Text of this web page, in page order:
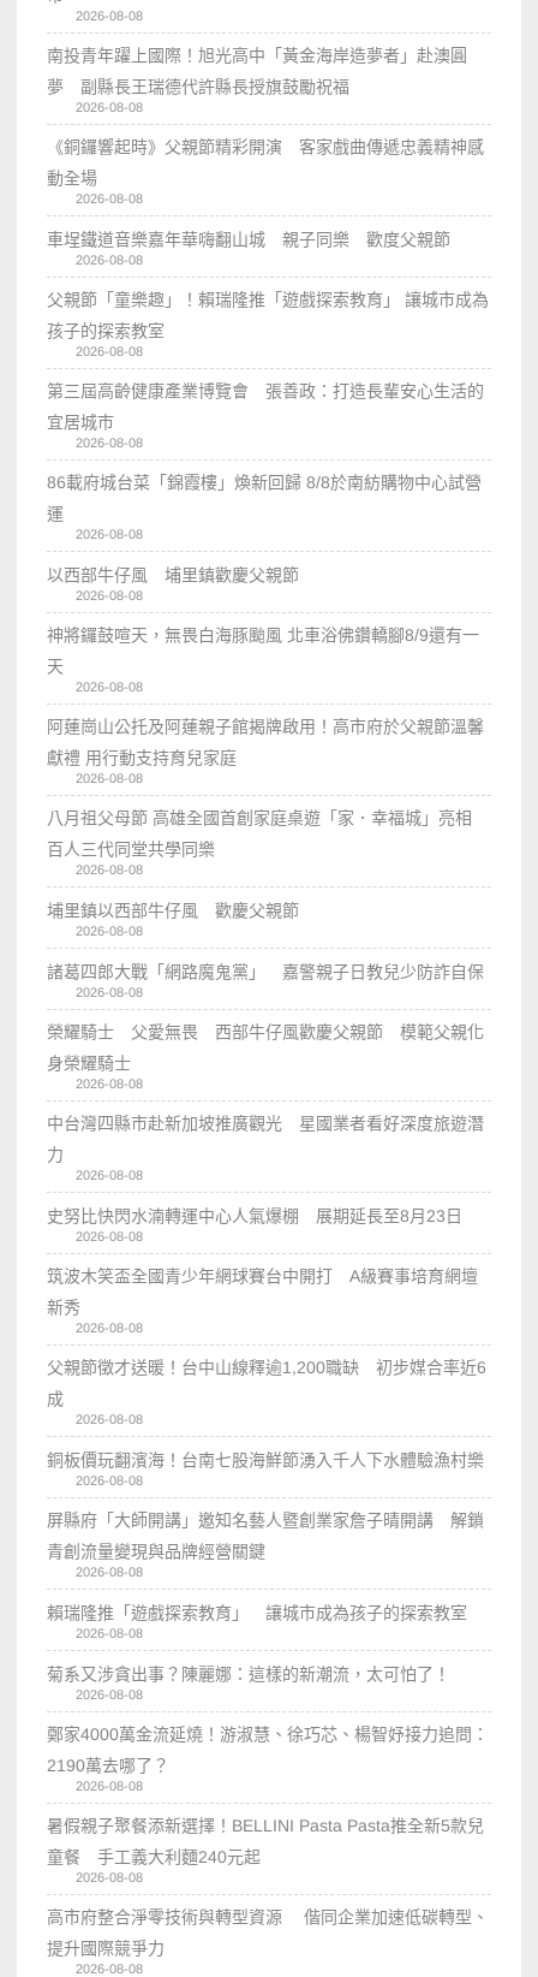
2026-08-08
南投青年躍上國際！旭光高中「黃金海岸造夢者」赴澳圓
夢 副縣長王瑞德代許縣長授旗鼓勵祝福
2026-08-08
《銅鑼響起時》父親節精彩開演 客家戲曲傳遞忠義精神感
動全場
2026-08-08
車埕鐵道音樂嘉年華嗨翻山城 親子同樂 歡度父親節
2026-08-08
父親節「童樂趣」！賴瑞隆推「遊戲探索教育」 讓城市成為
孩子的探索教室
2026-08-08
第三屆高齡健康產業博覽會 張善政：打造長輩安心生活的
宜居城市
2026-08-08
86載府城台菜「錦霞樓」煥新回歸 8/8於南紡購物中心試營
運
2026-08-08
以西部牛仔風 埔里鎮歡慶父親節
2026-08-08
神將鑼鼓喧天，無畏白海豚颱風 北車浴佛鑽轎腳8/9還有一
天
2026-08-08
阿蓮崗山公托及阿蓮親子館揭牌啟用！高市府於父親節溫馨
獻禮 用行動支持育兒家庭
2026-08-08
八月祖父母節 高雄全國首創家庭桌遊「家．幸福城」亮相
百人三代同堂共學同樂
2026-08-08
埔里鎮以西部牛仔風 歡慶父親節
2026-08-08
諸葛四郎大戰「網路魔鬼黨」 嘉警親子日教兒少防詐自保
2026-08-08
榮耀騎士 父愛無畏 西部牛仔風歡慶父親節 模範父親化
身榮耀騎士
2026-08-08
中台灣四縣市赴新加坡推廣觀光 星國業者看好深度旅遊潛
力
2026-08-08
史努比快閃水湳轉運中心人氣爆棚 展期延長至8月23日
2026-08-08
筑波木笑盃全國青少年網球賽台中開打 A級賽事培育網壇
新秀
2026-08-08
父親節徵才送暖！台中山線釋逾1,200職缺 初步媒合率近6
成
2026-08-08
銅板價玩翻濱海！台南七股海鮮節湧入千人下水體驗漁村樂
2026-08-08
屏縣府「大師開講」邀知名藝人暨創業家詹子晴開講 解鎖
青創流量變現與品牌經營關鍵
2026-08-08
賴瑞隆推「遊戲探索教育」 讓城市成為孩子的探索教室
2026-08-08
菊系又涉貪出事？陳麗娜：這樣的新潮流，太可怕了！
2026-08-08
鄭家4000萬金流延燒！游淑慧、徐巧芯、楊智妤接力追問：
2190萬去哪了？
2026-08-08
暑假親子聚餐添新選擇！BELLINI Pasta Pasta推全新5款兒
童餐 手工義大利麵240元起
2026-08-08
高市府整合淨零技術與轉型資源 偕同企業加速低碳轉型、
提升國際競爭力
2026-08-08